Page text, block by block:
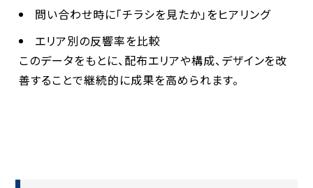
問い合わせ時に「チラシを見たか」をヒアリング
エリア別の反響率を比較
このデータをもとに、配布エリアや構成、デザインを改
善することで継続的に成果を高められます。